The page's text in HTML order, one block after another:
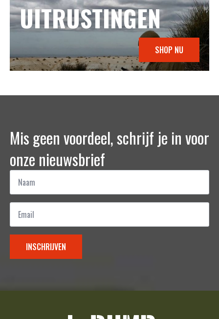
UITRUSTINGEN
SHOP NU
Mis geen voordeel, schrijf je in voor
onze nieuwsbrief
Naam
Email
INSCHRIJVEN